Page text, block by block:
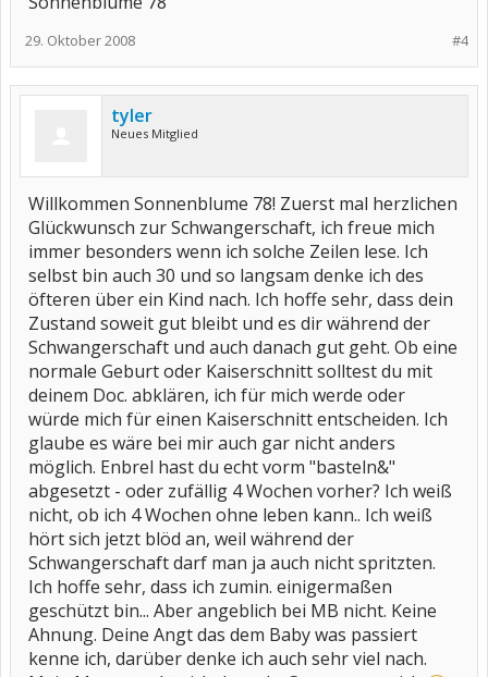
#4
29. Oktober 2008
tyler
Neues Mitglied
Willkommen Sonnenblume 78! Zuerst mal herzlichen
Glückwunsch zur Schwangerschaft, ich freue mich
immer besonders wenn ich solche Zeilen lese. Ich
selbst bin auch 30 und so langsam denke ich des
öfteren über ein Kind nach. Ich hoffe sehr, dass dein
Zustand soweit gut bleibt und es dir während der
Schwangerschaft und auch danach gut geht. Ob eine
normale Geburt oder Kaiserschnitt solltest du mit
deinem Doc. abklären, ich für mich werde oder
würde mich für einen Kaiserschnitt entscheiden. Ich
glaube es wäre bei mir auch gar nicht anders
möglich. Enbrel hast du echt vorm "basteln&"
abgesetzt - oder zufällig 4 Wochen vorher? Ich weiß
nicht, ob ich 4 Wochen ohne leben kann.. Ich weiß
hört sich jetzt blöd an, weil während der
Schwangerschaft darf man ja auch nicht spritzten.
Ich hoffe sehr, dass ich zumin. einigermaßen
geschützt bin... Aber angeblich bei MB nicht. Keine
Ahnung. Deine Angt das dem Baby was passiert
kenne ich, darüber denke ich auch sehr viel nach.